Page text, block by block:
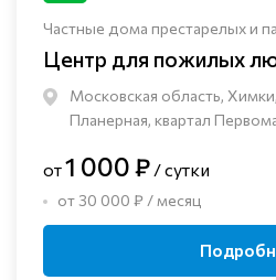
Частные дома престарелых и
Центр для пожилых
Московская область,
Планерная, квартал
от1 000 ₽ / сутки
от 30 000 ₽ / месяц